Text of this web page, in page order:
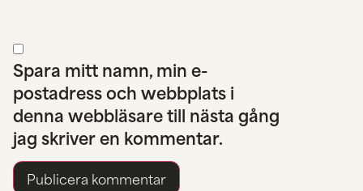
Spara mitt namn, min e-
postadress och webbplats i
denna webbläsare till nästa gång
jag skriver en kommentar.